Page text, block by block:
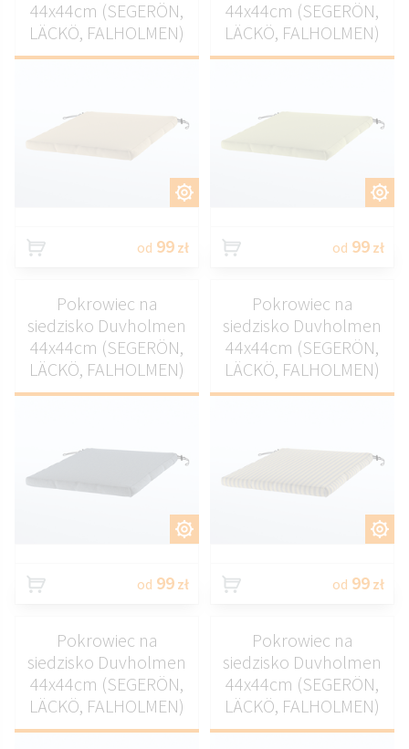
44x44cm (SEGERÖN,
LÄCKÖ, FALHOLMEN)
od 99 zł
44x44cm (SEGERÖN,
LÄCKÖ, FALHOLMEN)
od 99 zł
Pokrowiec na
siedzisko Duvholmen
44x44cm (SEGERÖN,
LÄCKÖ, FALHOLMEN)
od 99 zł
Pokrowiec na
siedzisko Duvholmen
44x44cm (SEGERÖN,
LÄCKÖ, FALHOLMEN)
od 99 zł
Pokrowiec na
siedzisko Duvholmen
44x44cm (SEGERÖN,
LÄCKÖ, FALHOLMEN)
Pokrowiec na
siedzisko Duvholmen
44x44cm (SEGERÖN,
LÄCKÖ, FALHOLMEN)